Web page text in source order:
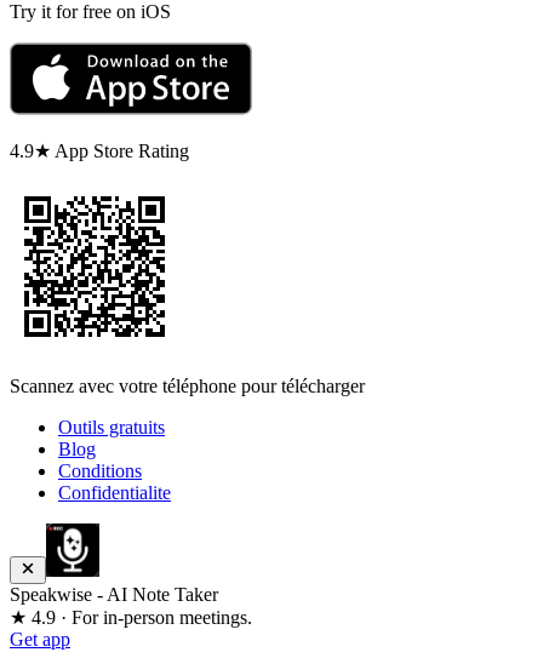
Try it for free on iOS
4.9★ App Store Rating
Scannez avec votre téléphone pour télécharger
Outils gratuits
Blog
Conditions
Confidentialite
Speakwise - AI Note Taker
★ 4.9 · For in-person meetings.
Get app